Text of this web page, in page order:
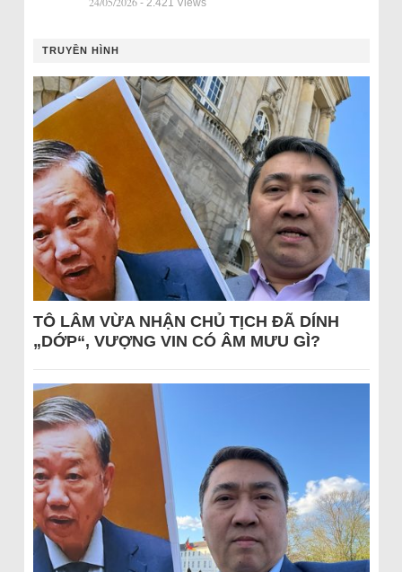
- 2.421 Views
TRUYỀN HÌNH
TÔ LÂM VỪA NHẬN CHỦ TỊCH ĐÃ DÍNH
„DỚP“, VƯỢNG VIN CÓ ÂM MƯU GÌ?